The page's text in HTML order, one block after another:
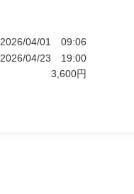
2026/04/01
09:06
2026/04/23
19:00
3,600円